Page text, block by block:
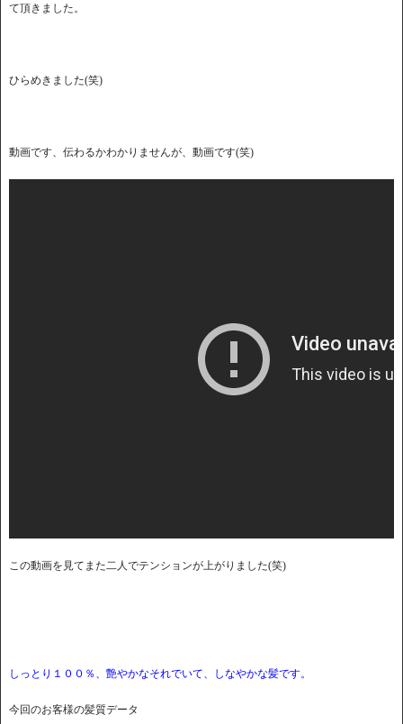
て頂きました。
ひらめきました(笑)
動画です、伝わるかわかりませんが、動画です(笑)
この動画を見てまた二人でテンションが上がりました(笑)
しっとり１００％、艶やかなそれでいて、しなやかな髪です。
今回のお客様の髪質データ